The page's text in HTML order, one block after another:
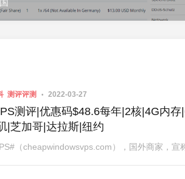
测评评测 2022-03-27
测评|优惠码$48.6每年|2核|4G内
|芝加哥|达拉斯|纽约
（cheapwindowsvps.com），国外商家，宣